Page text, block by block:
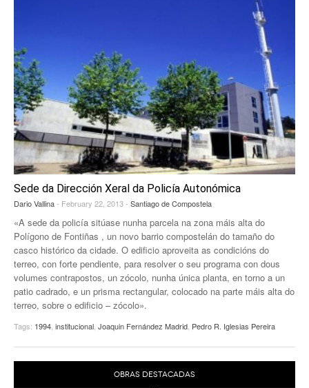
Sede da Dirección Xeral da Policía Autonómica
Dario Vallina- February 22, 2013 - Santiago de Compostela
«A sede da policía sitúase nunha parcela na zona máis alta do
Polígono de Fontiñas , un novo barrio compostelán do tamaño do
casco histórico da cidade. O edificio aproveita as condicións do
terreo, con forte pendiente, para resolver o seu programa con dous
volumes contrapostos, un zócolo, nunha única planta, en torno a un
patio cadrado, e un prisma rectangular, colocado na parte máis alta do
terreo, sobre o edificio – zócolo».
Tags: 1994, institucional, Joaquin Fernández Madrid, Pedro R. Iglesias Pereira
OBRAS DESTACADAS